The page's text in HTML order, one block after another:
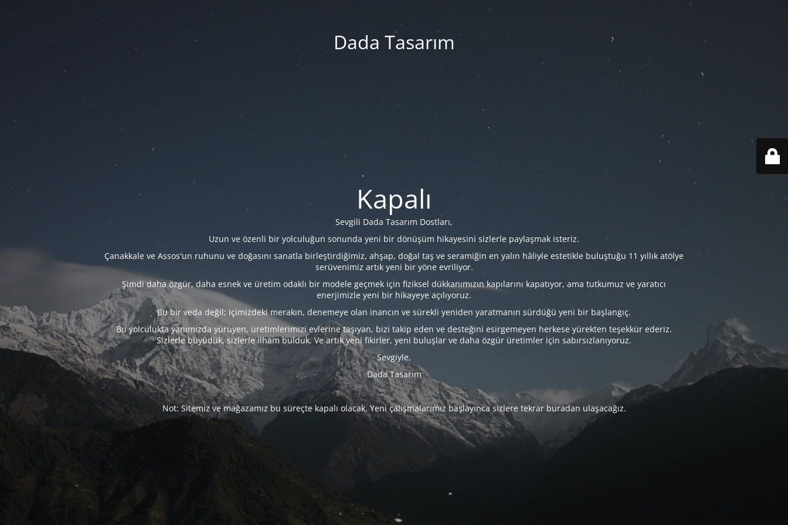
Dada Tasarım
Kapalı
Sevgili Dada Tasarım Dostları,
Uzun ve özenli bir yolculuğun sonunda yeni bir dönüşüm hikayesini sizlerle paylaşmak isteriz.
Çanakkale ve Assos'un ruhunu ve doğasını sanatla birleştirdiğimiz, ahşap, doğal taş ve seramiğin en yalın hâliyle estetikle buluştuğu 11 yıllık atölye
serüvenimiz artık yeni bir yöne evriliyor.
Şimdi daha özgür, daha esnek ve üretim odaklı bir modele geçmek için fiziksel dükkanımızın kapılarını kapatıyor, ama tutkumuz ve yaratıcı
enerjimizle yeni bir hikayeye açılıyoruz.
Bu bir veda değil; içimizdeki merakın, denemeye olan inancın ve sürekli yeniden yaratmanın sürdüğü yeni bir başlangıç.
Bu yolculukta yanımızda yürüyen, üretimlerimizi evlerine taşıyan, bizi takip eden ve desteğini esirgemeyen herkese yürekten teşekkür ederiz.
Sizlerle büyüdük, sizlerle ilham bulduk. Ve artık yeni fikirler, yeni buluşlar ve daha özgür üretimler için sabırsızlanıyoruz.
Sevgiyle,
Dada Tasarım
Not: Sitemiz ve mağazamız bu süreçte kapalı olacak. Yeni çalışmalarımız başlayınca sizlere tekrar buradan ulaşacağız.